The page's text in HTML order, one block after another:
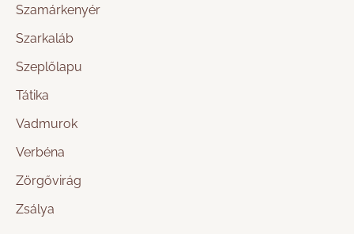
Szamárkenyér
Szarkaláb
Szeplőlapu
Tátika
Vadmurok
Verbéna
Zörgővirág
Zsálya